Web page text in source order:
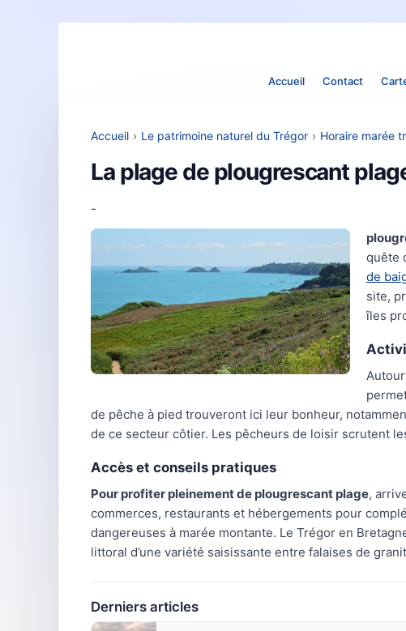
Accueil Contact
Accueil › Le patrimoine naturel du Trégor › Horaire marée
La plage de plougrescant
-
quête
de
site,
îles
de pêche à pied trouveront ici leur bonheur,
de ce secteur côtier. Les pêcheurs de loisir scrutent
Accès et conseils pratiques
Pour profiter pleinement de plougrescant plage,
commerces, restaurants et hébergements pour
dangereuses à marée montante. Le Trégor en
littoral d’une variété saisissante entre falaises de
Derniers articles